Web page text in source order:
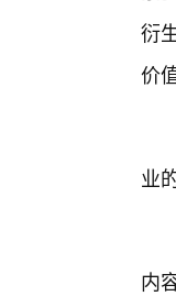
衍
价
业
内